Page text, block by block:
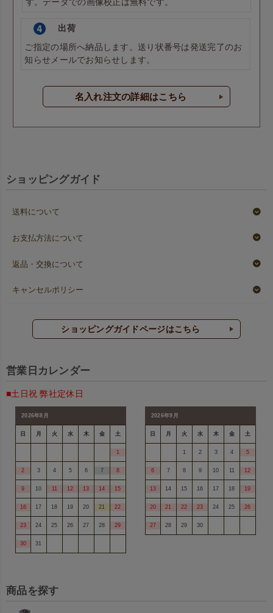
出荷
ご指定の場所へ納品します。送り状番号は発送完了のお
知らせメールでお知らせします。
名入れ注文の詳細はこちら
ショッピングガイド
送料について
お支払方法について
返品・交換について
キャンセルポリシー
ショッピングガイドページはこちら
営業日カレンダー
■土日祝 弊社定休日
2026年8月
日 月 火 水 木 金 土
1
2 3 4 5 6 7 8
9 10 11 12 13 14 15
16 17 18 19 20 21 22
23 24 25 26 27 28 29
30 31
2026年9月
日 月 火 水 木 金 土
1 2 3 4 5
6 7 8 9 10 11 12
13 14 15 16 17 18 19
20 21 22 23 24 25 26
27 28 29 30
商品を探す